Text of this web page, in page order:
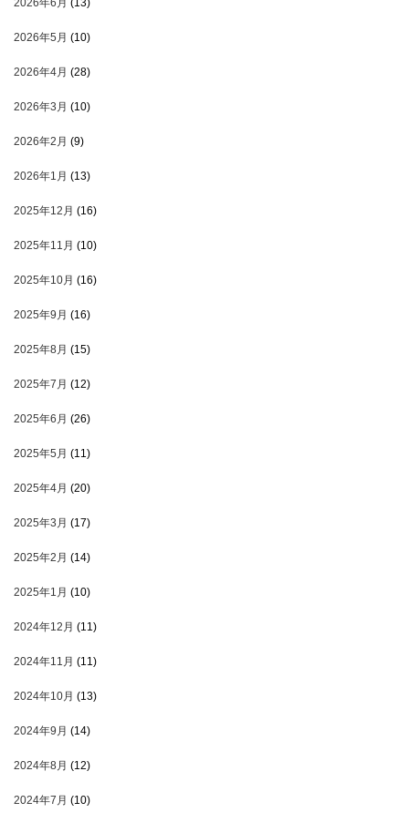
2026年6月 (13)
2026年5月 (10)
2026年4月 (28)
2026年3月 (10)
2026年2月 (9)
2026年1月 (13)
2025年12月 (16)
2025年11月 (10)
2025年10月 (16)
2025年9月 (16)
2025年8月 (15)
2025年7月 (12)
2025年6月 (26)
2025年5月 (11)
2025年4月 (20)
2025年3月 (17)
2025年2月 (14)
2025年1月 (10)
2024年12月 (11)
2024年11月 (11)
2024年10月 (13)
2024年9月 (14)
2024年8月 (12)
2024年7月 (10)